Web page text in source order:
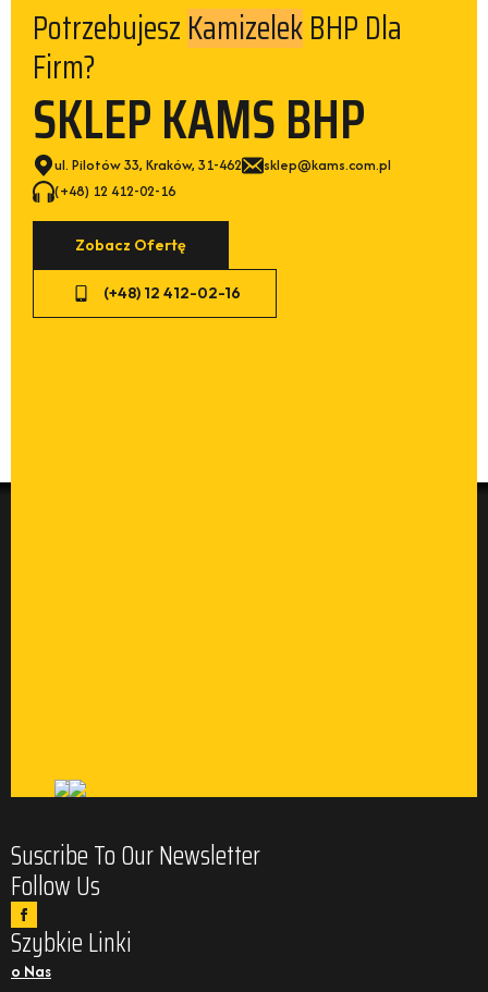
PotrzebujeszKamizelekBHP Dla
Firm?
SKLEP KAMS BHP
ul. Pilotów 33, Kraków, 31-462
sklep@kams.com.pl
(+48) 12 412-02-16
Zobacz Ofertę
(+48) 12 412-02-16
Suscribe To Our Newsletter
Follow Us
Szybkie Linki
o Nas